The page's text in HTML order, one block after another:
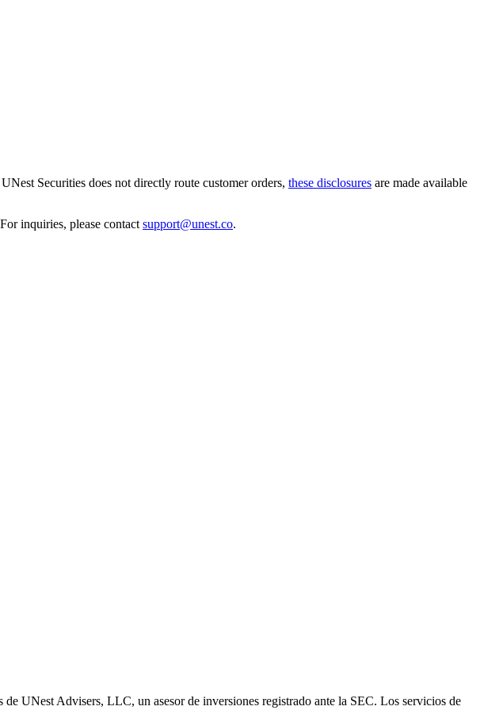
Securities does not directly route customer orders, these disclosures are made available
inquiries, please contact support@unest.co.
UNest Advisers, LLC, un asesor de inversiones registrado ante la SEC. Los servicios de